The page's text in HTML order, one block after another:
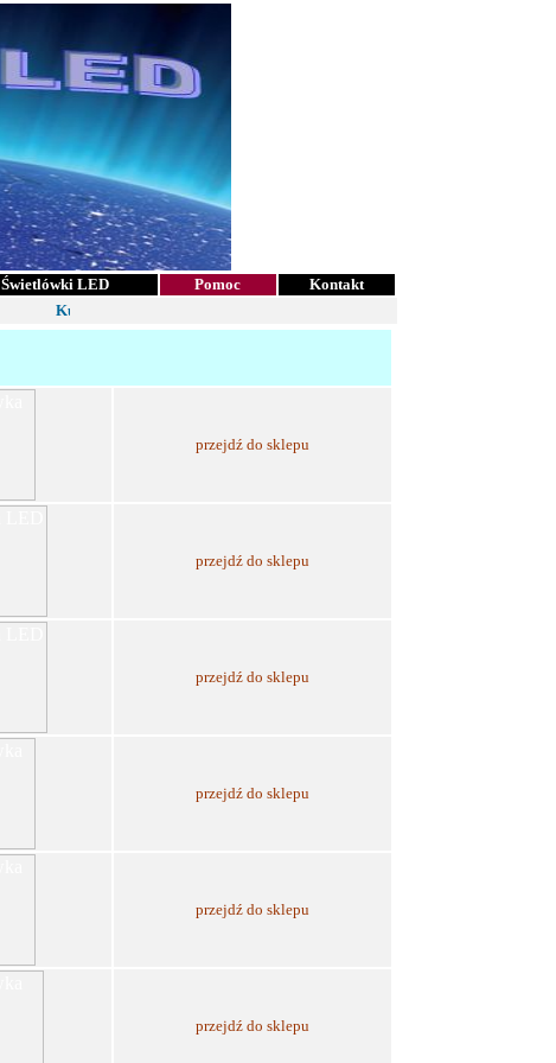
Świetlówki LED Pomoc
Kontakt
Kup żarówki i zacznij oszczędzać
przejdź do sklepu
przejdź do sklepu
przejdź do sklepu
przejdź do sklepu
przejdź do sklepu
przejdź do sklepu